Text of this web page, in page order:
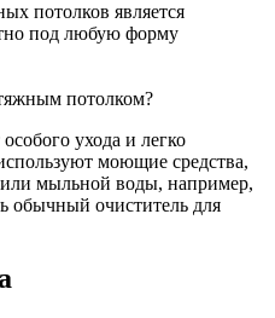
потолков является
под любую форму
потолком?
ухода и легко
моющие средства,
мыльной воды, например,
обычный очиститель для